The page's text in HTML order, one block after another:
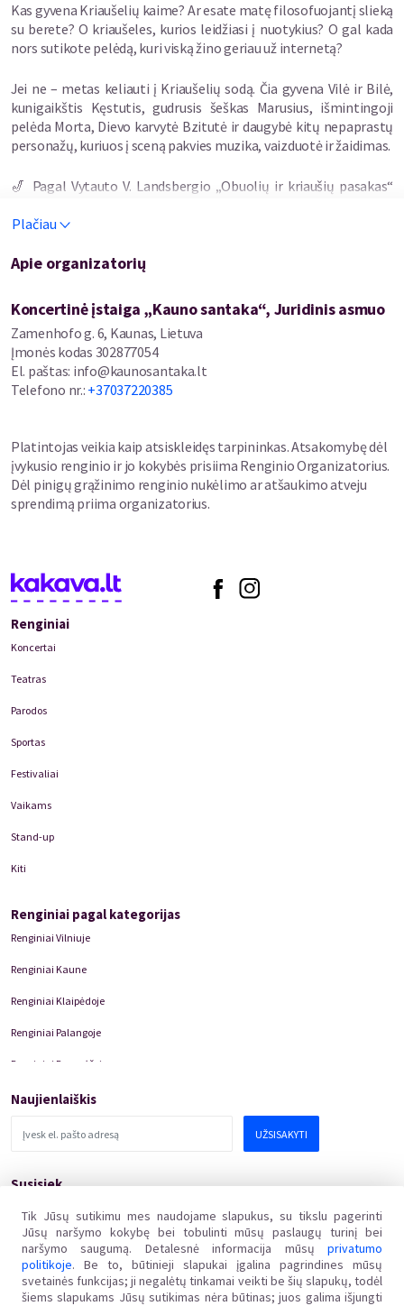
Kas gyvena Kriaušelių kaime? Ar esate matę filosofuojantį slieką
su berete? O kriaušeles, kurios leidžiasi į nuotykius? O gal kada
nors sutikote pelėdą, kuri viską žino geriau už internetą?
Jei ne – metas keliauti į Kriaušelių sodą. Čia gyvena Vilė ir Bilė,
kunigaikštis Kęstutis, gudrusis šeškas Marusius, išmintingoji
pelėda Morta, Dievo karvytė Bzitutė ir daugybė kitų nepaprastų
personažų, kuriuos į sceną pakvies muzika, vaizduotė ir žaidimas.
🎷 Pagal Vytauto V. Landsbergio „Obuolių ir kriaušių pasakas“
improvizacijų, dainų, nuotykių ir netikėtų susitikimų.
Scenoje: Kauno bigbendas
Kompozitorius Mindaugas Stumbras
Dirigentas Mantas Jančiauskas
Aktoriai, kurie dainuos, žais, pokštaus ir ves mažuosius per
Tai ne koncertas. Tai ne spektaklis. Tai muzikinis
pasivaikščiojimas po vietą, kur kriaušės kalba, sliekai filosofuoja,
o vaizduotė neturi ribų. Kviečiame visus smalsuolius, o ypač 3–12
metų vaikus ir jų tėvelius. Užsukite paragauti saldžiųjų Kriaušelių
Plačiau
Apie organizatorių
Koncertinė įstaiga „Kauno santaka“, Juridinis asmuo
Zamenhofo g. 6, Kaunas, Lietuva
Įmonės kodas 302877054
El. paštas: info@kaunosantaka.lt
Telefono nr.: +37037220385
Platintojas veikia kaip atsiskleidęs tarpininkas. Atsakomybę dėl
įvykusio renginio ir jo kokybės prisiima Renginio Organizatorius.
Dėl pinigų grąžinimo renginio nukėlimo ar atšaukimo atveju
sprendimą priima organizatorius.
Tik Jūsų sutikimu mes naudojame slapukus, su tikslu pagerinti
Jūsų naršymo kokybę bei tobulinti mūsų paslaugų turinį bei
naršymo saugumą. Detalesnė informacija mūsų privatumo
politikoje. Be to, būtinieji slapukai įgalina pagrindines mūsų
svetainės funkcijas; ji negalėtų tinkamai veikti be šių slapukų, todėl
šiems slapukams Jūsų sutikimas nėra būtinas; juos galima išjungti
Renginiai
Koncertai
Teatras
Parodos
Sportas
Festivaliai
Vaikams
Stand-up
Kiti
Renginiai pagal kategorijas
Renginiai Vilniuje
Renginiai Kaune
Renginiai Klaipėdoje
Renginiai Palangoje
Renginiai Panevėžyje
Domino Teatro Spektakliai
Naujienlaiškis
UŽSISAKYTI
Susisiek
Adresas:Žalgirio g.135, LT-08217 Vilnius
Įmonės kodas:304769369
PVM mokėtojo kodas :LT100011648218